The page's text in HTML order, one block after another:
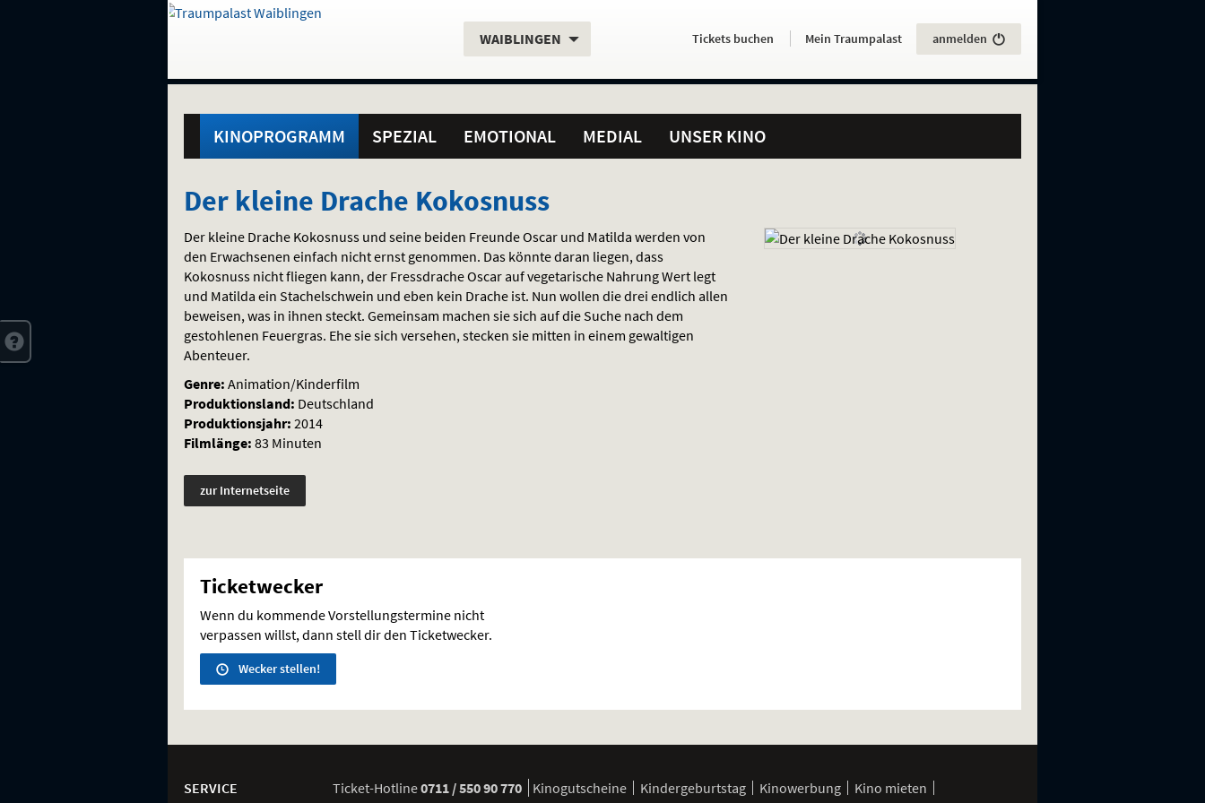
direkt
Inhalt
Menü
und
Gehe
Standortauswahl
Aktueller
WAIBLINGEN Servicefunktionen
Aktuelles
HierTickets buchen . Mein Traumpalast anmelden
KINOPROGRAMM SPEZIAL EMOTIONAL MEDIAL UNSER KINO
Der
kleine
Drache
Kokosnuss
Der kleine Drache Kokosnuss
Der kleine Drache Kokosnuss und seine beiden Freunde Oscar und Matilda werden von
den Erwachsenen einfach nicht ernst genommen. Das könnte daran liegen, dass
Kokosnuss nicht fliegen kann, der Fressdrache Oscar auf vegetarische Nahrung Wert legt
und Matilda ein Stachelschwein und eben kein Drache ist. Nun wollen die drei endlich allen
beweisen, was in ihnen steckt. Gemeinsam machen sie sich auf die Suche nach dem
gestohlenen Feuergras. Ehe sie sich versehen, stecken sie mitten in einem gewaltigen
Abenteuer.
Genre: Animation/Kinderfilm
Produktionsland: Deutschland
Produktionsjahr: 2014
Filmlänge: 83 Minuten
zur Internetseite
Ticketwecker
Wenn du kommende Vorstellungstermine nicht
verpassen willst, dann stell dir den Ticketwecker.
Wecker stellen!
SERVICE Ticket-Hotline0711 / 550 90 770 Kinogutscheine Kindergeburtstag Kinowerbung Kino mieten